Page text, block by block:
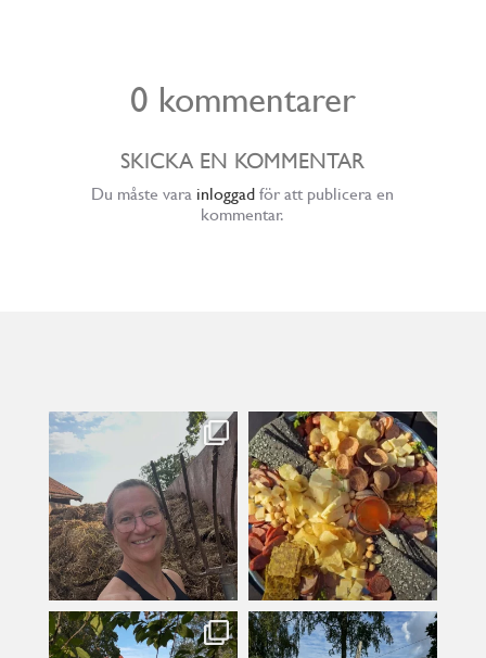
0 kommentarer
SKICKA EN KOMMENTAR
Du måste vara inloggad för att publicera en
kommentar.
kullanslycka
kullanslycka
Jul 29
kullanslycka
Jul 16
kullanslycka
Jul 12